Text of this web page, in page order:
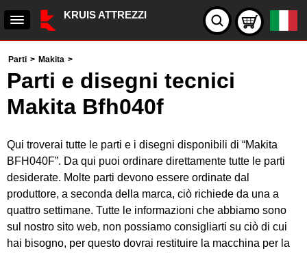
KRUIS ATTREZZI
Parti > Makita >
Parti e disegni tecnici
Makita Bfh040f
Qui troverai tutte le parti e i disegni disponibili di “Makita
BFH040F”. Da qui puoi ordinare direttamente tutte le parti
desiderate. Molte parti devono essere ordinate dal
produttore, a seconda della marca, ciò richiede da una a
quattro settimane. Tutte le informazioni che abbiamo sono
sul nostro sito web, non possiamo consigliarti su ciò di cui
hai bisogno, per questo dovrai restituire la macchina per la